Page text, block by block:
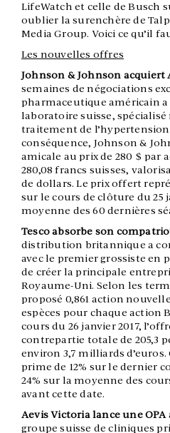
LifeWatch et celle de Busch
oublier la surenchère de
Media Group. Voici ce qu’il
Les nouvelles offres
Johnson & Johnson acquiert
semaines de négociations
pharmaceutique américain a
laboratoire suisse,
traitement de
conséquence, Johnson &
amicale au prix de 280 $ par
280,08 francs suisses,
de dollars. Le prix offert
sur le cours de clôture du 25
moyenne des 60 dernières
Tesco absorbe son
distribution britannique a
avec le premier grossiste en
de créer la principale
Royaume-Uni. Selon les
proposé 0,861 action
espèces pour chaque action
cours du 26 janvier 2017,
contrepartie totale de 205,3
environ 3,7 milliards
prime de 12% sur le dernier
24% sur la moyenne des
avant cette date.
Aevis Victoria lance une
groupe suisse de cliniques